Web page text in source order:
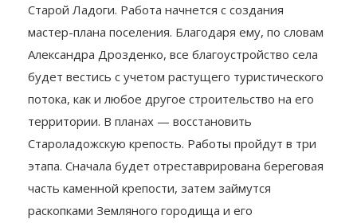
Старой Ладоги. Работа начнется с создания
мастер-плана поселения. Благодаря ему, по словам
Александра Дрозденко, все благоустройство села
будет вестись с учетом растущего туристического
потока, как и любое другое строительство на его
территории. В планах — восстановить
Староладожскую крепость. Работы пройдут в три
этапа. Сначала будет отреставрирована береговая
часть каменной крепости, затем займутся
раскопками Земляного городища и его